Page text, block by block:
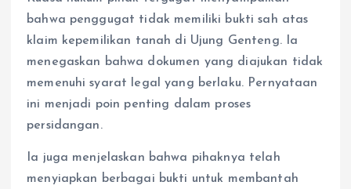
bahwa penggugat tidak memiliki bukti sah atas
klaim kepemilikan tanah di Ujung Genteng. Ia
menegaskan bahwa dokumen yang diajukan tidak
memenuhi syarat legal yang berlaku. Pernyataan
ini menjadi poin penting dalam proses
persidangan.
Ia juga menjelaskan bahwa pihaknya telah
menyiapkan berbagai bukti untuk membantah